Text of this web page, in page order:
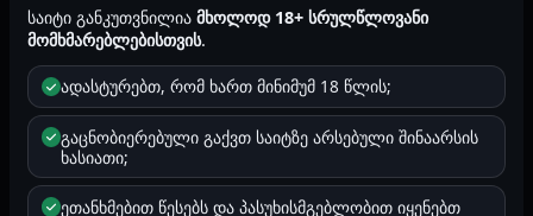
მდინარე გადმოვიდა იმდენი მქონდა შესხმული. 3D
-ში მაქვს ასეთი ტყნაული ნანახი. მოიწონეთ და
დააკომენტაეთ თუ მოგეწონათ მეორე ნაწილსაც
დავწერ
ისტორიაში მოხსენიებული პერსონაჟები, სახელები
და ლოკაციები შესაძლოა იყოს გამოგონილი და არ
საიტი განკუთვნილიამხოლოდ 18+ სრულწლოვანი
მომხმარებლებისთვის.
ადასტურებთ, რომ ხართ მინიმუმ 18 წლის;
გაცნობიერებული გაქვთ საიტზე არსებული შინაარსის
ხასიათი;
ეთანხმებით წესებს და პასუხისმგებლობით იყენებთ